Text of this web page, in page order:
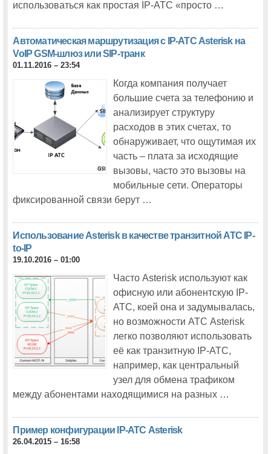
использоваться как простая IP-АТС «просто …
Автоматическая маршрутизация с IP-АТС Asterisk на
VoIP GSM-шлюз или SIP-транк
01.11.2016 – 23:54
Когда компания получает
большие счета за телефонию и
анализирует структуру
расходов в этих счетах, то
обнаруживает, что ощутимая их
часть – плата за исходящие
вызовы, часто это вызовы на
мобильные сети. Операторы
фиксированной связи берут …
Использование Asterisk в качестве транзитной АТС IP-
to-IP
19.10.2016 – 01:00
Часто Asterisk используют как
офисную или абонентскую IP-
АТС, коей она и задумывалась,
но возможности АТС Asterisk
легко позволяют использовать
её как транзитную IP-АТС,
например, как центральный
узел для обмена трафиком
между абонентами находящимися на разных …
Пример конфигурации IP-АТС Asterisk
26.04.2015 – 16:58